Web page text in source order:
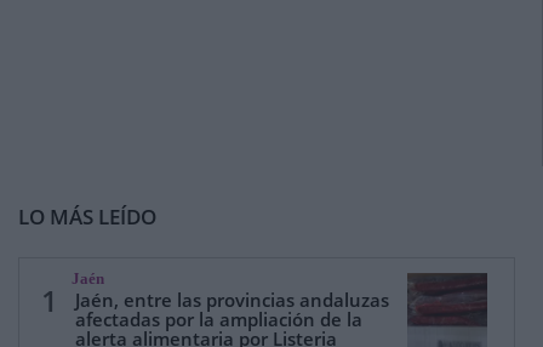
LO MÁS LEÍDO
1
Jaén
Jaén, entre las provincias andaluzas
afectadas por la ampliación de la
alerta alimentaria por Listeria